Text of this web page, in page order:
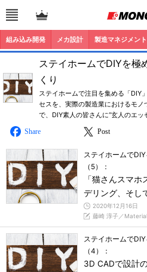
組み込み開発 メカ設計 製造マネジメント
ステイホームでDIYを
くり
ステイホームで注目を集める「DIY
セスを、実際の製造業におけるモ
で、DIY素人の皆さんに“玄人のエッ
Share
Post
ステイホームで
（5）：
「猫さんスマ
デリング、そし
2020年12月16日
藤崎 淳子／
ステイホームで
（4）：
3D CADで設計